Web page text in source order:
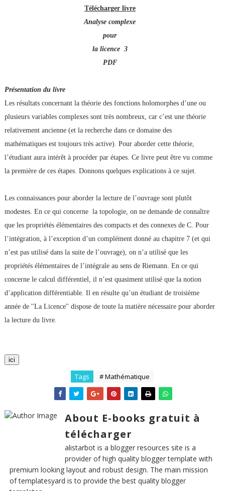
Télécharger livre
Analyse complexe
pour
la licence 3
PDF
Présentation du livre
Les résultats concernant la théorie des fonctions holomorphes d’une ou
plusieurs variables complexes sont très nombreux, car c’est une théorie
relativement ancienne (et la recherche dans ce domaine des
mathématiques est toujours très active). Pour aborder cette théorie,
l’étudiant aura intérêt à procéder par étapes. Ce livre peut être vu comme
la première de ces étapes. Donnons quelques explications à ce sujet.
Les connaissances pour aborder la lecture de l’ouvrage sont plutôt
modestes. En ce qui concerne la topologie, on ne demande de connaître
que les propriétés élémentaires des compacts et des connexes de C. Pour
l’intégration, à l’exception d’un complément donné au chapitre 7 (et qui
n’est pas utilisé dans la suite de l’ouvrage), on n’a utilisé que les
propriétés élémentaires de l’intégrale au sens de Riemann. En ce qui
concerne le calcul différentiel, il n’est quasiment utilisé que la notion
d’application différentiable. Il en résulte qu’un étudiant de troisième
année de ''La Licence'' dispose de toute la matière nécessaire pour aborder
la lecture du livre.
ici
Tags # Mathématique
About E-books gratuit à
télécharger
alistarbot is a blogger resources site is a
provider of high quality blogger template with
premium looking layout and robust design. The main mission
of templatesyard is to provide the best quality blogger